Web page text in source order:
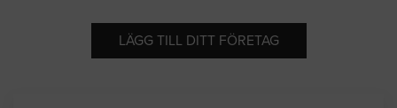
LÄGG TILL DITT FÖRETAG